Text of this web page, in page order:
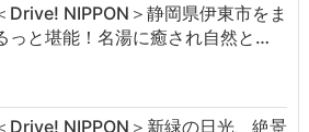
Drive! NIPPON＞静岡県伊東市をま
っと堪能！名湯に癒され自然と…
Drive! NIPPON＞新緑の日光、絶景